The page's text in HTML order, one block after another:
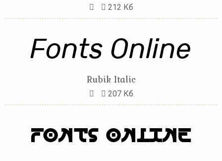
212 Кб
Rubik Italic
207 Кб